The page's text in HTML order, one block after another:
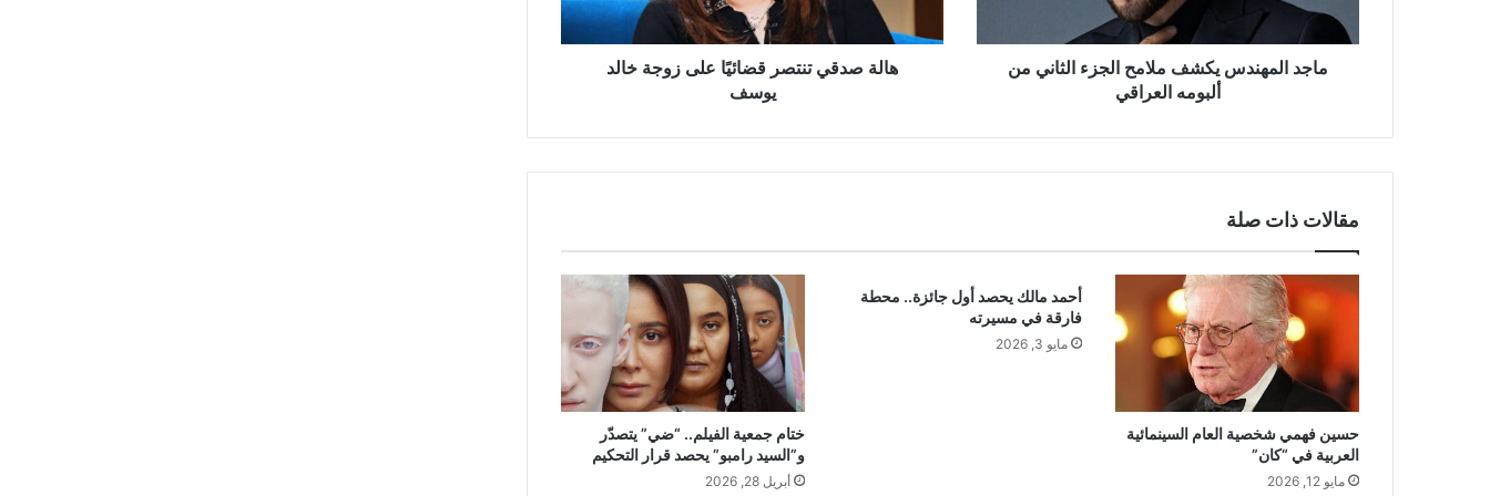
ألبومه
العراقي
ماجد المهندس يكشف ملامح الجزء الثاني من
ألبومه العراقي
هالة صدقي تنتصر قضائيًا على زوجة خالد
يوسف
مقالات ذات صلة
حسين فهمي شخصية العام السينمائية
العربية في “كان”
مايو 12, 2026
أحمد مالك يحصد أول جائزة.. محطة
فارقة في مسيرته
مايو 3, 2026
ختام جمعية الفيلم.. “ضي” يتصدّر
و”السيد رامبو” يحصد قرار التحكيم
أبريل 28, 2026